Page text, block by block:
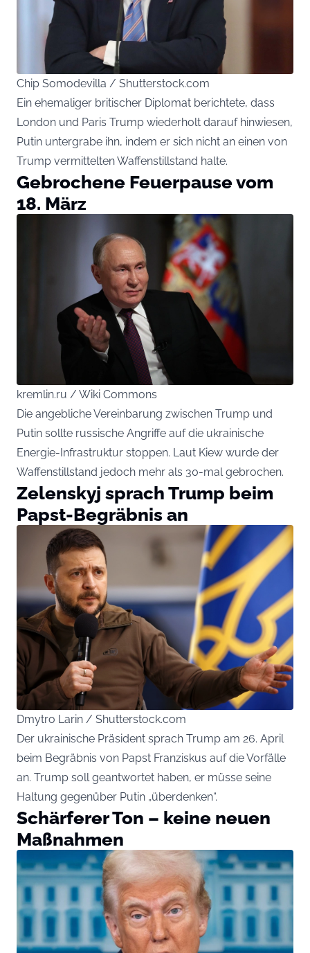
Chip Somodevilla / Shutterstock.com
Ein ehemaliger britischer Diplomat berichtete, dass
London und Paris Trump wiederholt darauf hinwiesen,
Putin untergrabe ihn, indem er sich nicht an einen von
Trump vermittelten Waffenstillstand halte.
Gebrochene Feuerpause vom
18. März
kremlin.ru / Wiki Commons
Die angebliche Vereinbarung zwischen Trump und
Putin sollte russische Angriffe auf die ukrainische
Energie-Infrastruktur stoppen. Laut Kiew wurde der
Waffenstillstand jedoch mehr als 30-mal gebrochen.
Zelenskyj sprach Trump beim
Papst-Begräbnis an
Dmytro Larin / Shutterstock.com
Der ukrainische Präsident sprach Trump am 26. April
beim Begräbnis von Papst Franziskus auf die Vorfälle
an. Trump soll geantwortet haben, er müsse seine
Haltung gegenüber Putin „überdenken“.
Schärferer Ton – keine neuen
Maßnahmen